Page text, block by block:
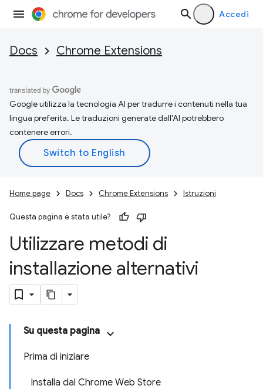
Accedi
Docs Chrome Extensions
Google utilizza la tecnologia AI per tradurre i contenuti nella tua
lingua preferita. Le traduzioni generate dall'AI potrebbero
contenere errori.
Home page Docs Chrome Extensions Istruzioni
Questa pagina è stata utile?
Utilizzare metodi di
installazione alternativi
Su questa pagina
Prima di iniziare
Installa dal Chrome Web Store